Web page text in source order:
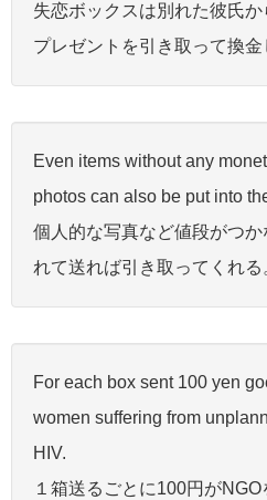
失恋ボックスは別れた彼氏
プレゼントを引き取って換金
Even items without any
photos can also be put into
個人的な写真など値段がつ
れて送れば引き取ってくれる
For each box sent 100 yen
women suffering from
HIV.
１箱送るごとに100円が